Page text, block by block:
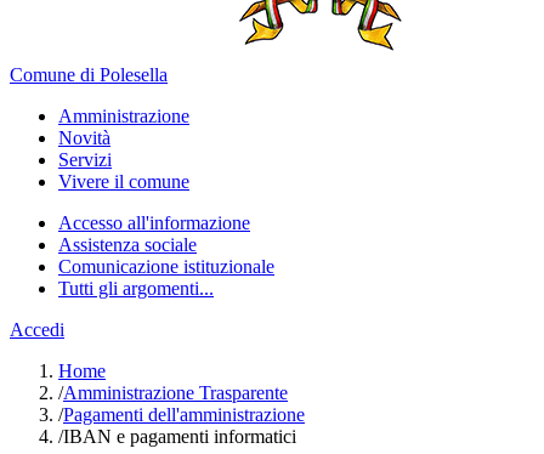
Comune di Polesella
Amministrazione
Novità
Servizi
Vivere il comune
Accesso all'informazione
Assistenza sociale
Comunicazione istituzionale
Tutti gli argomenti...
Accedi
Home
/Amministrazione Trasparente
/Pagamenti dell'amministrazione
/IBAN e pagamenti informatici